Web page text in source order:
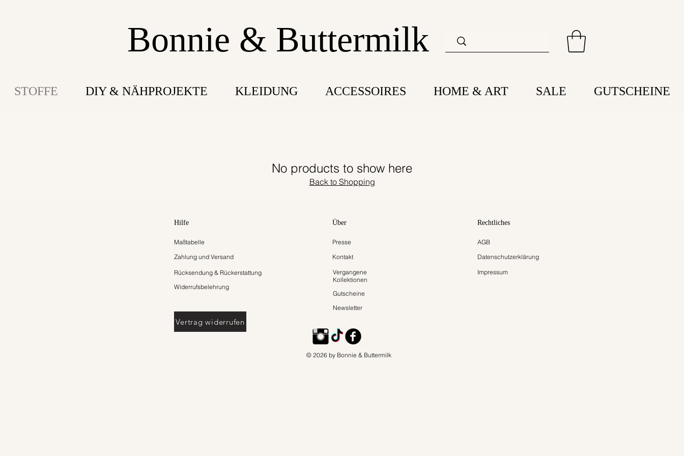
Bonnie & Buttermilk
STOFFE DIY & NÄHPROJEKTE KLEIDUNG ACCESSOIRES HOME & ART SALE GUTSCHEINE
No products to show here
Back to Shopping
Hilfe
Maßtabelle
Zahlung und Versand
Rücksendung & Rückerstattung
Widerrufsbelehrung
Über
Presse
Kontakt
Vergangene
Kollektionen
Gutscheine
Rechtliches
AGB
Datenschutzerklärung
Impressum
Newsletter
Vertrag widerrufen
© 2026 by Bonnie & Buttermilk